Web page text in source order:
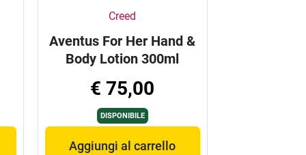
Creed
Aventus For Her Hand &
Body Lotion 300ml
€ 75,00
DISPONIBILE
Aggiungi al carrello